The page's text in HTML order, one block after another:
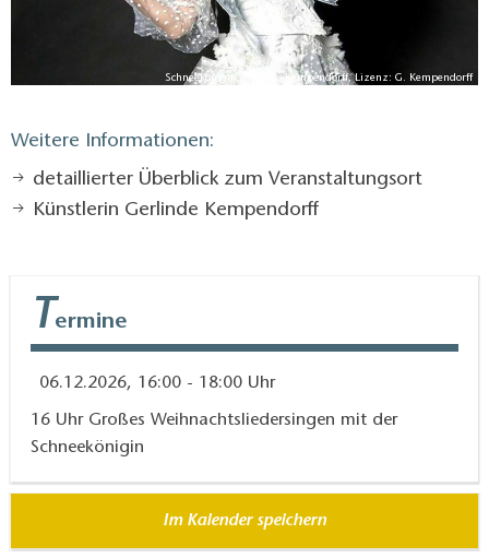
Schneekönigin, Foto: G. Kempendorff, Lizenz: G. Kempendorff
Weitere Informationen:
detaillierter Überblick zum Veranstaltungsort
Künstlerin Gerlinde Kempendorff
T ermine
06.12.2026, 16:00 - 18:00 Uhr
16 Uhr Großes Weihnachtsliedersingen mit der
Schneekönigin
Im Kalender speichern